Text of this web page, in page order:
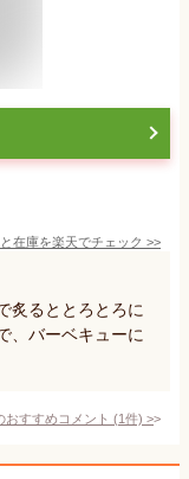
在庫を楽天でチェック >>
炙るととろとろに
、バーベキューに
おすすめコメント (1件) >